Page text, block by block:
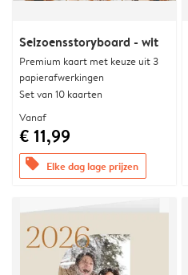
Seizoensstoryboard - wit
Premium kaart met keuze uit 3
papierafwerkingen
Set van 10 kaarten
Vanaf
€ 11,99
offers Elke dag lage prijzen